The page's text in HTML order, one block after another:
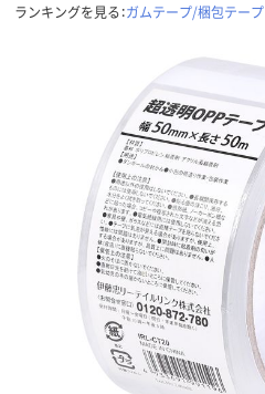
ランキングを見る：ガムテープ/梱包テープ